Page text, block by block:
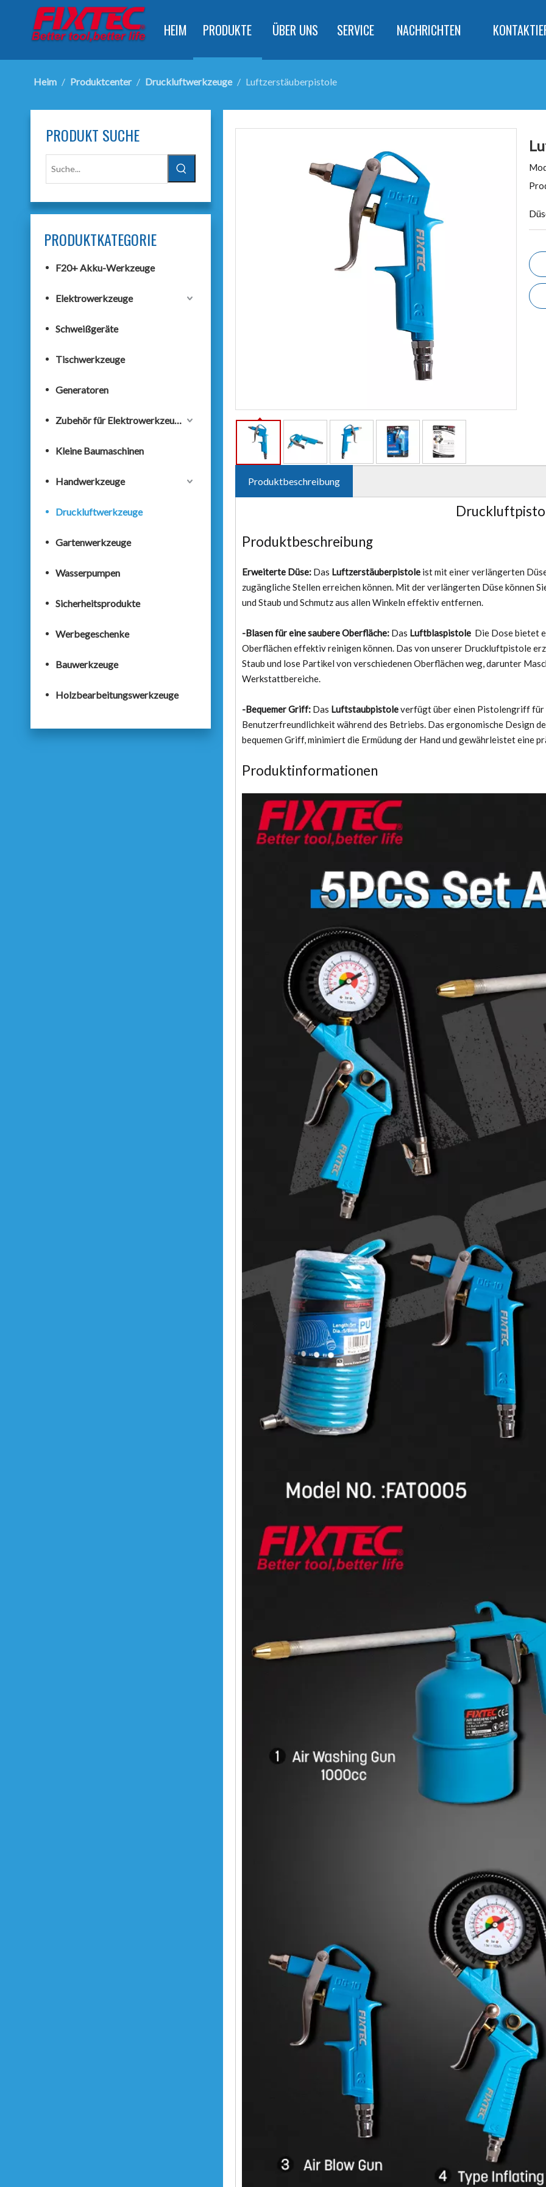
HEIM PRODUKTE ÜBER UNS SERVICE NACHRICHTEN
Heim / Produktcenter / Druckluftwerkzeuge / Luftzerstäuberpistole
PRODUKT SUCHE
PRODUKTKATEGORIE
F20+ Akku-Werkzeuge
Elektrowerkzeuge
Schweißgeräte
Tischwerkzeuge
Generatoren
Zubehör für Elektrowerkzeuge
Kleine Baumaschinen
Handwerkzeuge
Druckluftwerkzeuge
Gartenwerkzeuge
Wasserpumpen
Sicherheitsprodukte
Werbegeschenke
Bauwerkzeuge
Holzbearbeitungswerkzeuge
Produktbeschreibung
Produktbeschreibung
Erweiterte Düse: Das Luftzerstäuberpistole ist mit einer verlängerten
zugängliche Stellen erreichen können. Mit der verlängerten Düse können
und Staub und Schmutz aus allen Winkeln effektiv entfernen.
-Blasen für eine saubere Oberfläche: Das Luftblaspistole Die Dose bietet
Oberflächen effektiv reinigen können. Das von unserer Druckluftpistole
Staub und lose Partikel von verschiedenen Oberflächen weg, darunter
Werkstattbereiche.
-Bequemer Griff: Das Luftstaubpistoleverfügt über einen Pistolengriff für
Benutzerfreundlichkeit während des Betriebs. Das ergonomische Design
bequemen Griff, minimiert die Ermüdung der Hand und gewährleistet eine
Produktinformationen